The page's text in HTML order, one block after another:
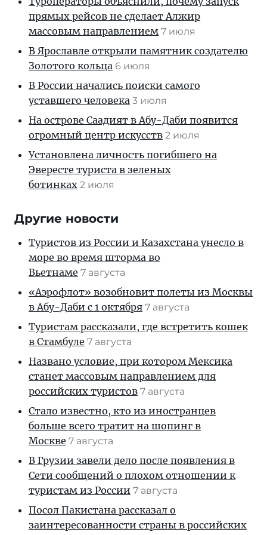
прямых рейсов не сделает Алжир
массовым направлением 7 июля
В Ярославле открыли памятник создателю
Золотого кольца 6 июля
В России начались поиски самого
уставшего человека 3 июля
На острове Саадият в Абу-Даби появится
огромный центр искусств 2 июля
Установлена личность погибшего на
Эвересте туриста в зеленых
ботинках 2 июля
Другие новости
Туристов из России и Казахстана унесло в
море во время шторма во
Вьетнаме 7 августа
«Аэрофлот» возобновит полеты из Москвы
в Абу-Даби с 1 октября 7 августа
Туристам рассказали, где встретить кошек
в Стамбуле 7 августа
Названо условие, при котором Мексика
станет массовым направлением для
российских туристов 7 августа
Стало известно, кто из иностранцев
больше всего тратит на шопинг в
Москве 7 августа
В Грузии завели дело после появления в
Сети сообщений о плохом отношении к
туристам из России 7 августа
Посол Пакистана рассказал о
заинтересованности страны в российских